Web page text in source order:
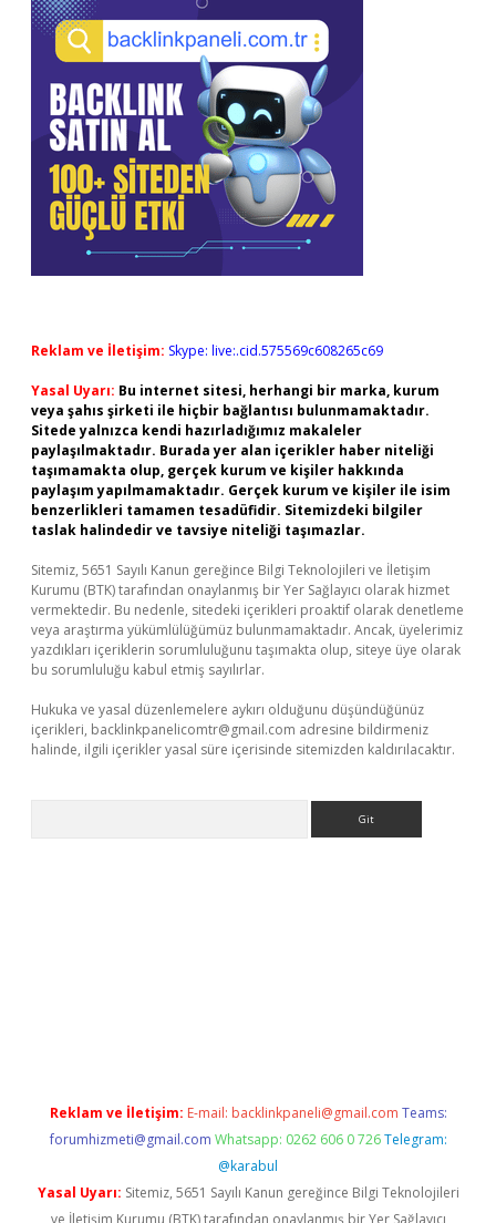
Reklam ve İletişim: Skype: live:.cid.575569c608265c69
Yasal Uyarı: Bu internet sitesi, herhangi bir marka, kurum
veya şahıs şirketi ile hiçbir bağlantısı bulunmamaktadır.
Sitede yalnızca kendi hazırladığımız makaleler
paylaşılmaktadır. Burada yer alan içerikler haber niteliği
taşımamakta olup, gerçek kurum ve kişiler hakkında
paylaşım yapılmamaktadır. Gerçek kurum ve kişiler ile isim
benzerlikleri tamamen tesadüfidir. Sitemizdeki bilgiler
taslak halindedir ve tavsiye niteliği taşımazlar.
Sitemiz, 5651 Sayılı Kanun gereğince Bilgi Teknolojileri ve İletişim
Kurumu (BTK) tarafından onaylanmış bir Yer Sağlayıcı olarak hizmet
vermektedir. Bu nedenle, sitedeki içerikleri proaktif olarak denetleme
veya araştırma yükümlülüğümüz bulunmamaktadır. Ancak, üyelerimiz
yazdıkları içeriklerin sorumluluğunu taşımakta olup, siteye üye olarak
bu sorumluluğu kabul etmiş sayılırlar.
Hukuka ve yasal düzenlemelere aykırı olduğunu düşündüğünüz
içerikleri, backlinkpanelicomtr@gmail.com adresine bildirmeniz
halinde, ilgili içerikler yasal süre içerisinde sitemizden kaldırılacaktır.
Reklam ve İletişim: E-mail: backlinkpaneli@gmail.com Teams:
forumhizmeti@gmail.com Whatsapp: 0262 606 0 726 Telegram:
@karabul
Yasal Uyarı: Sitemiz, 5651 Sayılı Kanun gereğince Bilgi Teknolojileri
ve İletişim Kurumu (BTK) tarafından onaylanmış bir Yer Sağlayıcı